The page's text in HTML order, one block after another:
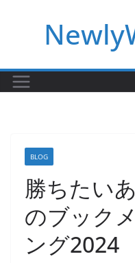
BLOG
勝ちたい
のブック
ング2024